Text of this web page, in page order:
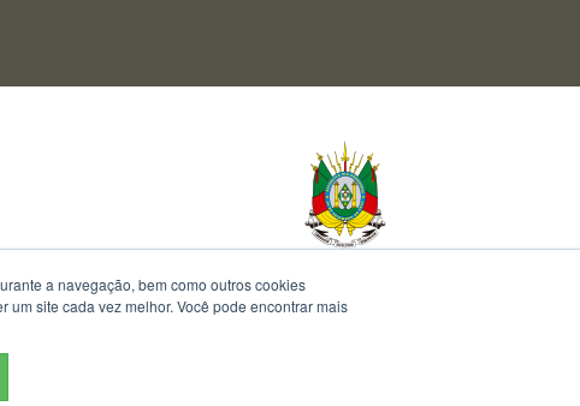
a navegação, bem como outros cookies
site cada vez melhor. Você pode encontrar mais